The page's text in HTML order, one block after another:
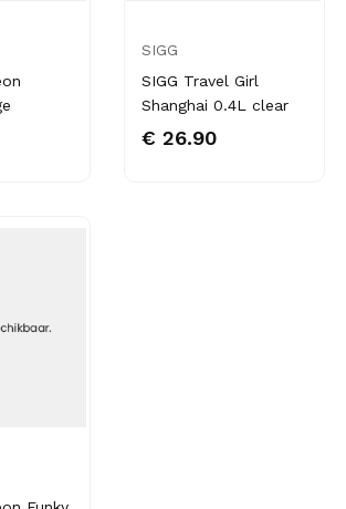
SIGG
SIGG Travel Girl
Shanghai 0.4L clear
€ 26.90